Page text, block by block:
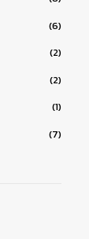
(6)
(2)
(2)
(1)
(7)